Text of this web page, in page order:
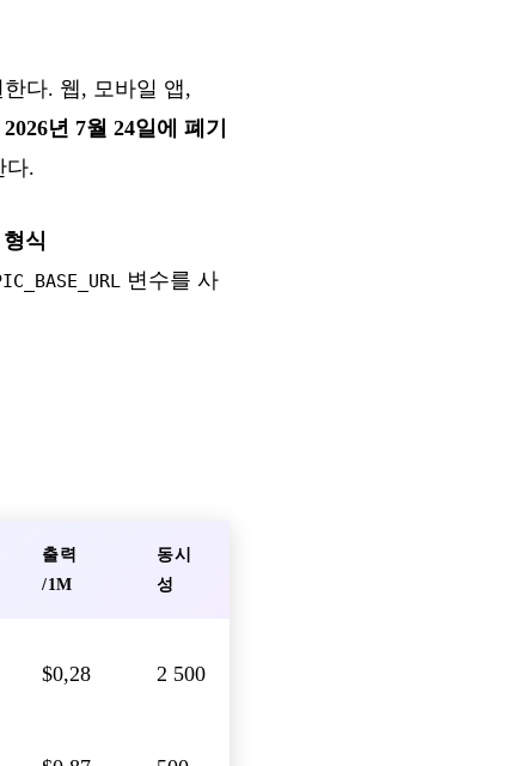
다. 웹, 모바일 앱,
2026년 7월 24일에 폐기
다.
식
변수를 사
출력
/1M
동시
성
$0,28 2 500